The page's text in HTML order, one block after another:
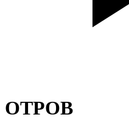
ОТРОВ